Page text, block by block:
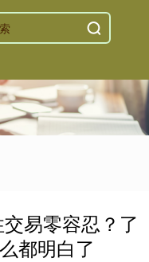
易零容忍？了
都明白了